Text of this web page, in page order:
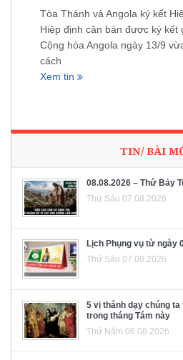
Tòa Thánh và Angola ký kết
Hiệp định căn bản được ký kết
Cộng hòa Angola ngày 13/9
cách
Xem tin
TIN/ BÀI
08.08.2026 – Thứ Bảy
Thứ Sáu 07.08.2026
Lịch Phụng vụ từ ngày
Thứ Sáu 07.08.2026
5 vị thánh dạy chúng
trong tháng Tám này
Thứ Năm 06.08.2026